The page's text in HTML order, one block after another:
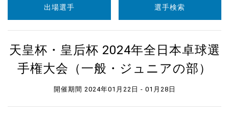
出場選手 選手検索
天皇杯・皇后杯 2024年全日本卓球選
手権大会（一般・ジュニアの部）
開催期間 2024年01月22日 - 01月28日